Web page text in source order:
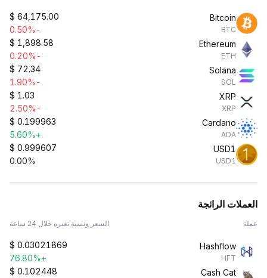
Bitcoin
BTC
$ 64,175.00
-0.50%
Ethereum
ETH
$ 1,898.58
-0.20%
Solana
SOL
$ 72.34
-1.90%
XRP
XRP
$ 1.03
-2.50%
Cardano
ADA
$ 0.199963
+5.60%
USD1
USD1
$ 0.999607
0.00%
العملات الرائجة
عملة السعر ونسبة تغيره خلال 24 ساعة
Hashflow
HFT
$ 0.03021869
+76.80%
Cash Cat
$ 0.102448